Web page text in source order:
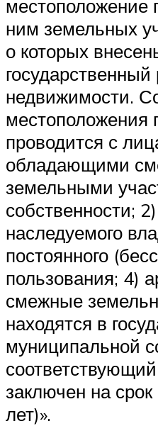
местоположение
ним земельных
о которых
государственный
недвижимости.
местоположения
проводится с
обладающими
земельными
собственности;
наследуемого
постоянного
пользования; 4)
смежные
находятся в
муниципальной
заключен на
лет)».